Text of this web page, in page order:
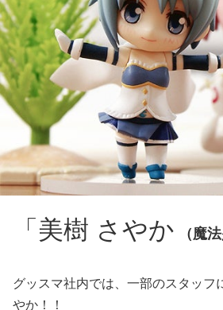
「美樹 さやか （魔法
グッスマ社内では、一部のスタッフ
やか！！